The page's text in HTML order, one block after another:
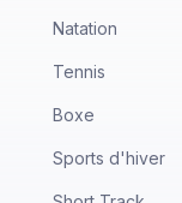
Natation
Tennis
Boxe
Sports d'hiver